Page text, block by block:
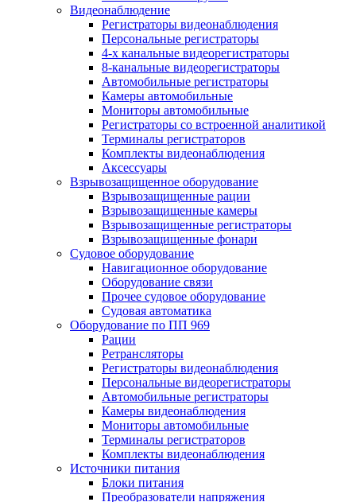
Видеонаблюдение
Регистраторы видеонаблюдения
Персональные регистраторы
4-х канальные видеорегистраторы
8-канальные видеорегистраторы
Автомобильные регистраторы
Камеры автомобильные
Мониторы автомобильные
Регистраторы со встроенной аналитикой
Терминалы регистраторов
Комплекты видеонаблюдения
Аксессуары
Взрывозащищенное оборудование
Взрывозащищенные рации
Взрывозащищенные камеры
Взрывозащищенные регистраторы
Взрывозащищенные фонари
Судовое оборудование
Навигационное оборудование
Оборудование связи
Прочее судовое оборудование
Судовая автоматика
Оборудование по ПП 969
Рации
Ретрансляторы
Регистраторы видеонаблюдения
Персональные видеорегистраторы
Автомобильные регистраторы
Камеры видеонаблюдения
Мониторы автомобильные
Терминалы регистраторов
Комплекты видеонаблюдения
Источники питания
Блоки питания
Преобразователи напряжения